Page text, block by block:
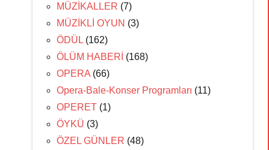
MÜZİKALLER (7)
MÜZİKLİ OYUN (3)
ÖDÜL (162)
ÖLÜM HABERİ (168)
OPERA (66)
Opera-Bale-Konser Programları (11)
OPERET (1)
ÖYKÜ (3)
ÖZEL GÜNLER (48)